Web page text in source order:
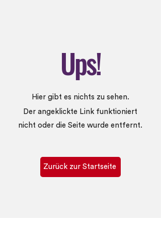
Ups!
Hier gibt es nichts zu sehen.
Der angeklickte Link funktioniert
nicht oder die Seite wurde entfernt.
Zurück zur Startseite